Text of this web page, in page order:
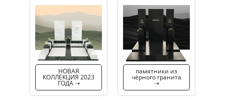
НОВАЯ
КОЛЛЕКЦИЯ 2023
ГОДА ⇢
памятники из
чёрного гранита
⇢